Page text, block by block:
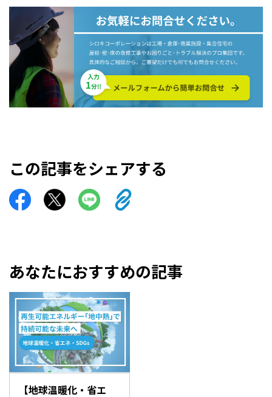
この記事をシェアする
あなたにおすすめの記事
【地球温暖化・省エ